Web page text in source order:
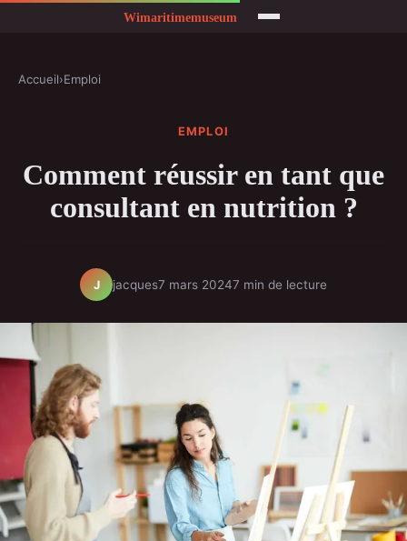
Accueil›Emploi
EMPLOI
Comment réussir en tant que
consultant en nutrition ?
J jacques7 mars 20247 min de lecture